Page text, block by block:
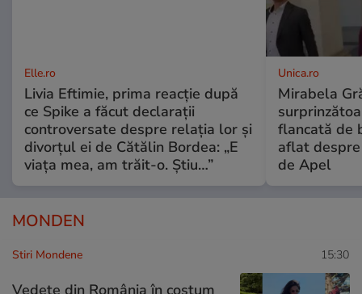
Elle.ro
Livia Eftimie, prima reacție după
ce Spike a făcut declarații
controversate despre relația lor și
divorțul ei de Cătălin Bordea: „E
viața mea, am trăit-o. Știu…”
Unica.ro
Mirabela
flancată de
aflat
de Apel
MONDEN
Stiri Mondene 15:30
Vedete din România în costum